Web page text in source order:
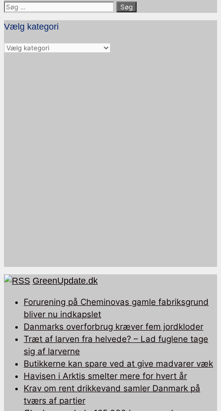
Søg
efter:
Vælg kategori
Vælg
GreenUpdate.dk
Forurening på Cheminovas gamle fabriksgrund
bliver nu indkapslet
Danmarks overforbrug kræver fem jordkloder
Træt af larven fra helvede? – Lad fuglene tage
sig af larverne
Butikkerne kan spare ved at give madvarer væk
Havisen i Arktis smelter mere for hvert år
Krav om rent drikkevand samler Danmark på
tværs af partier